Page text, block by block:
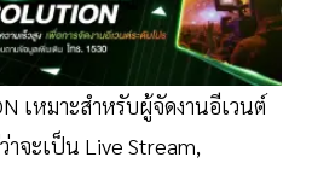
เหมาะสำหรับผู้จัดงานอีเวนต์
จะเป็น Live Stream,